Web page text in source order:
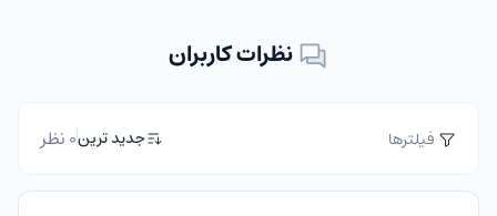
نظرات کاربران
فیلترها جدید ترین0 نظر